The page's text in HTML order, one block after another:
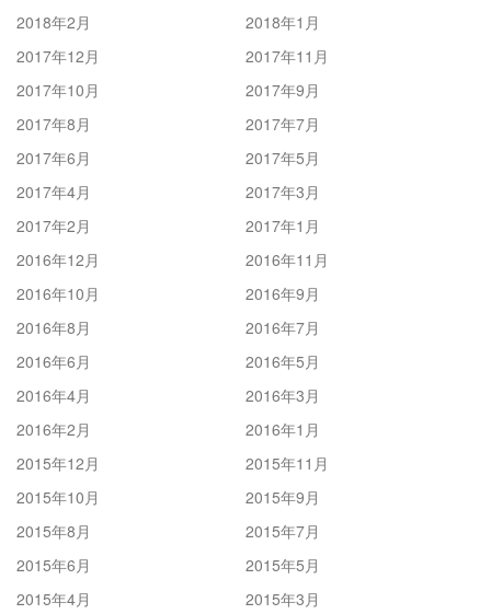
2018年2月
2018年1月
2017年12月
2017年11月
2017年10月
2017年9月
2017年8月
2017年7月
2017年6月
2017年5月
2017年4月
2017年3月
2017年2月
2017年1月
2016年12月
2016年11月
2016年10月
2016年9月
2016年8月
2016年7月
2016年6月
2016年5月
2016年4月
2016年3月
2016年2月
2016年1月
2015年12月
2015年11月
2015年10月
2015年9月
2015年8月
2015年7月
2015年6月
2015年5月
2015年4月
2015年3月